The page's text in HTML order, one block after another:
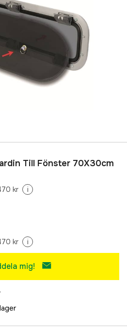
Till Fönster 70X30cm
kr i
kr i
mig!